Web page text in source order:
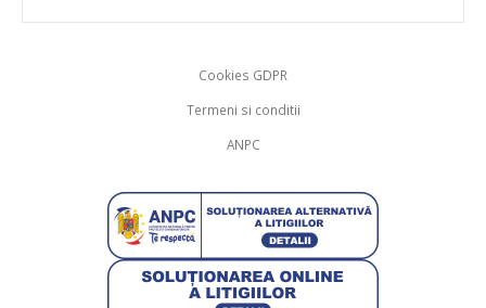
Cookies GDPR
Termeni si conditii
ANPC